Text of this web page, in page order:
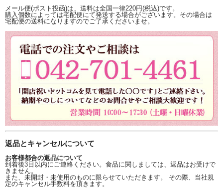
メール便(ポスト投函)は、送料は全国一律220円(税込)です。
購入個数によっては宅配便にて発送する場合がございます。その場合は
宅配便の送料になりますのでご了承くださいませ。
返品とキャンセルについて
お客様都合の返品について
到着後3日以内にご連絡ください。食品に関しましては、返品はお受けで
きません。
また、未開封・未使用のものに限らせていただきます。 その際、当社規
定のキャンセル手数料を頂きます。